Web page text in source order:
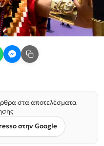
στα αποτελέσματα
στην Google